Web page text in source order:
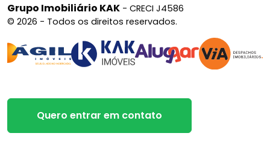
Grupo Imobiliário KAK - CRECI J4586
© 2026 - Todos os direitos reservados.
Quero entrar em contato